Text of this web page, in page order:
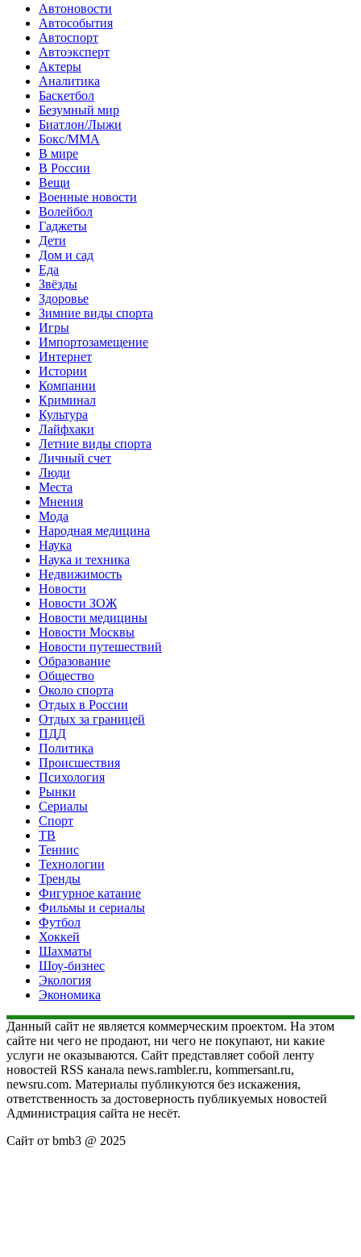
Автоновости
Автособытия
Автоспорт
Автоэксперт
Актеры
Аналитика
Баскетбол
Безумный мир
Биатлон/Лыжи
Бокс/MMA
В мире
В России
Вещи
Военные новости
Волейбол
Гаджеты
Дети
Дом и сад
Еда
Звёзды
Здоровье
Зимние виды спорта
Игры
Импортозамещение
Интернет
Истории
Компании
Криминал
Культура
Лайфхаки
Летние виды спорта
Личный счет
Люди
Места
Мнения
Мода
Народная медицина
Наука
Наука и техника
Недвижимость
Новости
Новости ЗОЖ
Новости медицины
Новости Москвы
Новости путешествий
Образование
Общество
Около спорта
Отдых в России
Отдых за границей
ПДД
Политика
Происшествия
Психология
Рынки
Сериалы
Спорт
ТВ
Теннис
Технологии
Тренды
Фигурное катание
Фильмы и сериалы
Футбол
Хоккей
Шахматы
Шоу-бизнес
Экология
Экономика
Данный сайт не является коммерческим проектом. На этом
сайте ни чего не продают, ни чего не покупают, ни какие
услуги не оказываются. Сайт представляет собой ленту
новостей RSS канала news.rambler.ru, kommersant.ru,
newsru.com. Материалы публикуются без искажения,
ответственность за достоверность публикуемых новостей
Администрация сайта не несёт.
Сайт от bmb3 @ 2025